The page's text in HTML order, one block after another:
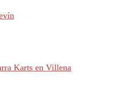
Karts en Villena